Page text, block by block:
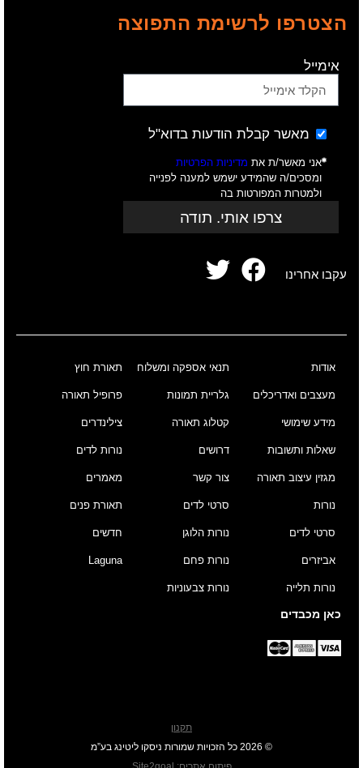
הצטרפו לרשימת התפוצה
אימייל
מאשר קבלת הודעות בדוא"ל
אני מאשר/ת את מדיניות הפרטיות
ומסכים/ה שהמידע ישמש למענה לפנייה
ולמטרות המפורטות בה
צרפו אותי. תודה
עקבו אחרינו
אודות
מעצבים ואדריכלים
מידע שימושי
שאלות ותשובות
מגזין עיצוב תאורה
תנאי אספקה ומשלוח
גלריית תמונות
קטלוג תאורה
דרושים
צור קשר
תאורת חוץ
פרופיל תאורה
צילינדרים
נורות לדים
מאמרים
נורות
סרטי לדים
אביזרים
נורות תלייה
סרטי לדים
נורות הלוגן
נורות פחם
נורות צבעוניות
תאורת פנים
חדשים
Laguna
כאן מכבדים
תקנון
© 2026 כל הזכויות שמורות ניסקו ליטינג בע”מ